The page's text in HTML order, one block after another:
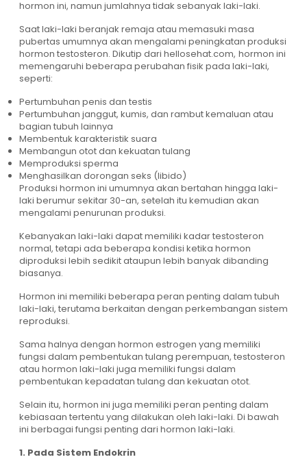
hormon ini, namun jumlahnya tidak sebanyak laki-laki.
Saat laki-laki beranjak remaja atau memasuki masa
pubertas umumnya akan mengalami peningkatan produksi
hormon testosteron. Dikutip dari hellosehat.com, hormon ini
memengaruhi beberapa perubahan fisik pada laki-laki,
seperti:
Pertumbuhan penis dan testis
Pertumbuhan janggut, kumis, dan rambut kemaluan atau
bagian tubuh lainnya
Membentuk karakteristik suara
Membangun otot dan kekuatan tulang
Memproduksi sperma
Menghasilkan dorongan seks (libido)
Produksi hormon ini umumnya akan bertahan hingga laki-
laki berumur sekitar 30-an, setelah itu kemudian akan
mengalami penurunan produksi.
Kebanyakan laki-laki dapat memiliki kadar testosteron
normal, tetapi ada beberapa kondisi ketika hormon
diproduksi lebih sedikit ataupun lebih banyak dibanding
biasanya.
Hormon ini memiliki beberapa peran penting dalam tubuh
laki-laki, terutama berkaitan dengan perkembangan sistem
reproduksi.
Sama halnya dengan hormon estrogen yang memiliki
fungsi dalam pembentukan tulang perempuan, testosteron
atau hormon laki-laki juga memiliki fungsi dalam
pembentukan kepadatan tulang dan kekuatan otot.
Selain itu, hormon ini juga memiliki peran penting dalam
kebiasaan tertentu yang dilakukan oleh laki-laki. Di bawah
ini berbagai fungsi penting dari hormon laki-laki.
1. Pada Sistem Endokrin